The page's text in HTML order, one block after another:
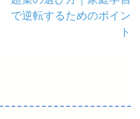
で逆転するためのポイン
ト